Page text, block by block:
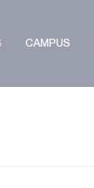
CAMPUS